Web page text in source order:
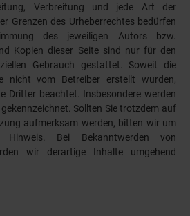
Verbreitung und jede Art der
Grenzen des Urheberrechtes bedürfen
des jeweiligen Autors bzw.
Kopien dieser Seite sind nur für den
Gebrauch gestattet. Soweit die
nicht vom Betreiber erstellt wurden,
Dritter beachtet. Insbesondere werden
Sollten Sie trotzdem auf
aufmerksam werden, bitten wir um
Hinweis. Bei Bekanntwerden von
wir derartige Inhalte umgehend